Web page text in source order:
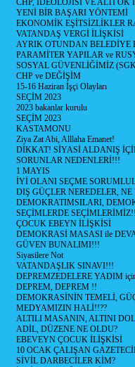
CHP, İDEOLOJİSİ VE ALTI OK
YENİ BİR BAŞARI YÖNTEMİ
EKONOMİK EŞİTSİZLİKLER
VATANDAŞ VERGİ İLİŞKİSİ
AYRIK OTUNDAN
PARAMİTER YAPILAR ve
SOSYAL GÜVENLİĞİMİZ
CHP ve DEĞİŞİM
15-16 Haziran İşçi Olayları
SEÇİM 2023
2023 bakanlar kurulu
SEÇİM 2023
KASTAMONU
Ziya Zat Abi, Alllaha Emanet!
DİKKAT! SİYASİ ALDANIŞ
SORUNLAR NEDENLERİ!!!
1 MAYIS
İYİ OLANI SEÇME
DIŞ GÜÇLER NEREDELER,
DEMOKRATIMSILARI,
SEÇİMLERDE
ÇOCUK EBEYN İLİŞKİSİ
DEMOKRASİ MASASI ile
GÜVEN BUNALIMI!!!
Siyasilere Not
VATANDAŞLIK SINAVI!!!
DEPREMZEDELERE YADIM
DEPREM, DEPREM !!
DEMOKRASİNİN TEMELİ,
MEDYAMIZIN HALİ!!??
ALTILI MASANIN, ALTINI
ADİL, DÜZENE NE OLDU?
EBEVEYN ÇOCUK İLİŞKİSİ
10 OCAK ÇALIŞAN
SİVİL DARBECİLER KİM?